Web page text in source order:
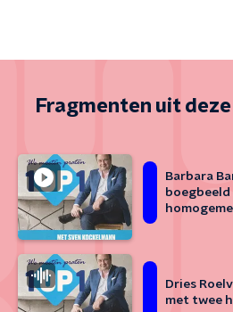
Fragmenten uit
Barbara
Dries
met twee